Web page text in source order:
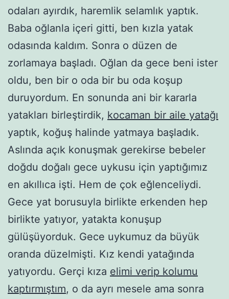
odaları ayırdık, haremlik selamlık yaptık.
Baba oğlanla içeri gitti, ben kızla yatak
odasında kaldım. Sonra o düzen de
zorlamaya başladı. Oğlan da gece beni ister
oldu, ben bir o oda bir bu oda koşup
duruyordum. En sonunda ani bir kararla
yatakları birleştirdik, kocaman bir aile yatağı
yaptık, koğuş halinde yatmaya başladık.
Aslında açık konuşmak gerekirse bebeler
doğdu doğalı gece uykusu için yaptığımız
en akıllıca işti. Hem de çok eğlenceliydi.
Gece yat borusuyla birlikte erkenden hep
birlikte yatıyor, yatakta konuşup
gülüşüyorduk. Gece uykumuz da büyük
oranda düzelmişti. Kız kendi yatağında
yatıyordu. Gerçi kıza elimi verip kolumu
kaptırmıştım, o da ayrı mesele ama sonra